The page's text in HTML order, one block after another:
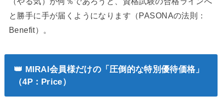
と勝手に手が届くようになります（PASONAの法則：
Benefit）。
👑 MIRAI会員様だけの「圧倒的な特別優待価格」
（4P：Price）